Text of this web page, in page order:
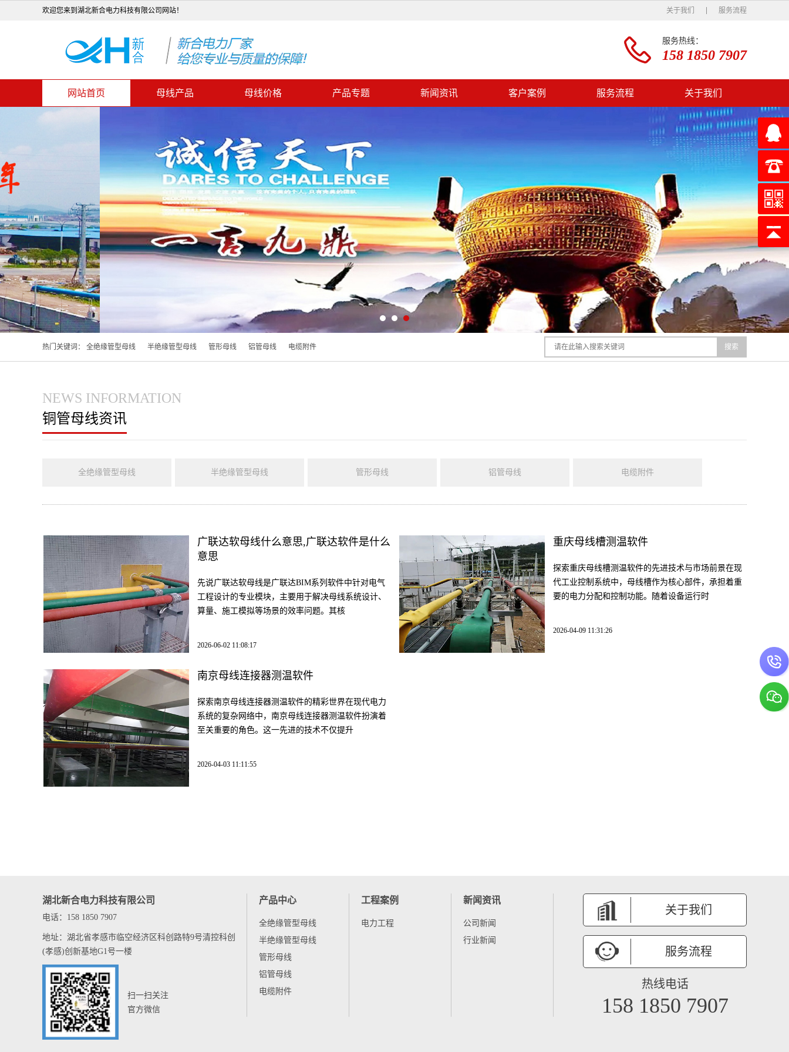
欢迎您来到湖北新合电力科技有限公司网站！ 关于我们 服务流程
服务热线：
158 1850 7907
网站首页 母线产品 母线价格 产品专题 新闻资讯 客户案例 服务流程 关于我们
热门关键词： 全绝缘管型母线 半绝缘管型母线 管形母线 铝管母线 电缆附件 搜索
NEWS INFORMATION
铜管母线资讯
全绝缘管型母线 半绝缘管型母线 管形母线 铝管母线 电缆附件
广联达软母线什么意思,广联达软件是什么
意思
先说广联达软母线是广联达BIM系列软件中针对电气
工程设计的专业模块，主要用于解决母线系统设计、
算量、施工模拟等场景的效率问题。其核
2026-06-02 11:08:17
重庆母线槽测温软件
探索重庆母线槽测温软件的先进技术与市场前景在现
代工业控制系统中，母线槽作为核心部件，承担着重
要的电力分配和控制功能。随着设备运行时
2026-04-09 11:31:26
南京母线连接器测温软件
探索南京母线连接器测温软件的精彩世界在现代电力
系统的复杂网络中，南京母线连接器测温软件扮演着
至关重要的角色。这一先进的技术不仅提升
2026-04-03 11:11:55
湖北新合电力科技有限公司
电话：158 1850 7907
地址：湖北省孝感市临空经济区科创路特9号清控科创
(孝感)创新基地G1号一楼
扫一扫关注
官方微信
产品中心
全绝缘管型母线
半绝缘管型母线
管形母线
铝管母线
电缆附件
工程案例
电力工程
新闻资讯
公司新闻
行业新闻
关于我们
服务流程
热线电话
158 1850 7907